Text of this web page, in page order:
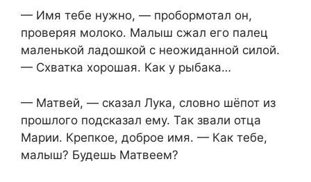
— Имя тебе нужно, — пробормотал он,
проверяя молоко. Малыш сжал его палец
маленькой ладошкой с неожиданной силой.
— Схватка хорошая. Как у рыбака…
— Матвей, — сказал Лука, словно шёпот из
прошлого подсказал ему. Так звали отца
Марии. Крепкое, доброе имя. — Как тебе,
малыш? Будешь Матвеем?